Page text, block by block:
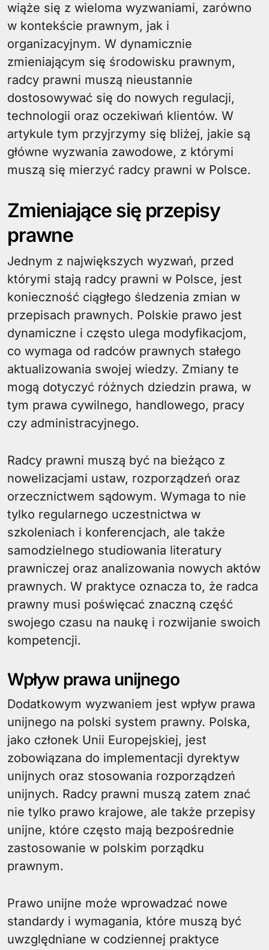
wiąże się z wieloma wyzwaniami, zarówno
w kontekście prawnym, jak i
organizacyjnym. W dynamicznie
zmieniającym się środowisku prawnym,
radcy prawni muszą nieustannie
dostosowywać się do nowych regulacji,
technologii oraz oczekiwań klientów. W
artykule tym przyjrzymy się bliżej, jakie są
główne wyzwania zawodowe, z którymi
muszą się mierzyć radcy prawni w Polsce.
Zmieniające się przepisy
prawne
Jednym z największych wyzwań, przed
którymi stają radcy prawni w Polsce, jest
konieczność ciągłego śledzenia zmian w
przepisach prawnych. Polskie prawo jest
dynamiczne i często ulega modyfikacjom,
co wymaga od radców prawnych stałego
aktualizowania swojej wiedzy. Zmiany te
mogą dotyczyć różnych dziedzin prawa, w
tym prawa cywilnego, handlowego, pracy
czy administracyjnego.
Radcy prawni muszą być na bieżąco z
nowelizacjami ustaw, rozporządzeń oraz
orzecznictwem sądowym. Wymaga to nie
tylko regularnego uczestnictwa w
szkoleniach i konferencjach, ale także
samodzielnego studiowania literatury
prawniczej oraz analizowania nowych aktów
prawnych. W praktyce oznacza to, że radca
prawny musi poświęcać znaczną część
swojego czasu na naukę i rozwijanie swoich
kompetencji.
Wpływ prawa unijnego
Dodatkowym wyzwaniem jest wpływ prawa
unijnego na polski system prawny. Polska,
jako członek Unii Europejskiej, jest
zobowiązana do implementacji dyrektyw
unijnych oraz stosowania rozporządzeń
unijnych. Radcy prawni muszą zatem znać
nie tylko prawo krajowe, ale także przepisy
unijne, które często mają bezpośrednie
zastosowanie w polskim porządku
prawnym.
Prawo unijne może wprowadzać nowe
standardy i wymagania, które muszą być
uwzględniane w codziennej praktyce